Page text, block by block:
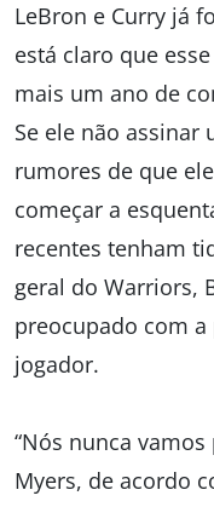
LeBron e Curry já
está claro que
mais um ano de
Se ele não assinar
rumores de que
começar a
recentes tenham
geral do Warriors,
preocupado com
jogador.
“Nós nunca
Myers, de acordo